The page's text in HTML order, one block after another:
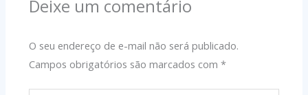
Deixe um comentário
O seu endereço de e-mail não será publicado.
Campos obrigatórios são marcados com*